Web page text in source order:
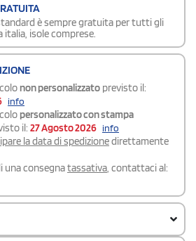
è sempre gratuita per tutti gli
isole comprese.
non personalizzato previsto il:
info
personalizzato con stampa
il: 27 Agosto 2026 info
la data di spedizionedirettamente
una consegnatassativa, contattaci al: